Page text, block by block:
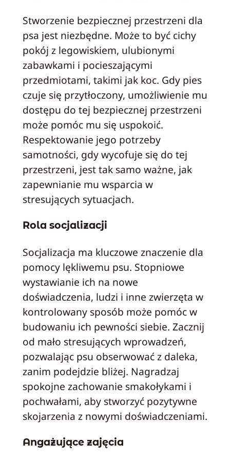
Stworzenie bezpiecznej przestrzeni dla
psa jest niezbędne. Może to być cichy
pokój z legowiskiem, ulubionymi
zabawkami i pocieszającymi
przedmiotami, takimi jak koc. Gdy pies
czuje się przytłoczony, umożliwienie mu
dostępu do tej bezpiecznej przestrzeni
może pomóc mu się uspokoić.
Respektowanie jego potrzeby
samotności, gdy wycofuje się do tej
przestrzeni, jest tak samo ważne, jak
zapewnianie mu wsparcia w
stresujących sytuacjach.
Rola socjalizacji
Socjalizacja ma kluczowe znaczenie dla
pomocy lękliwemu psu. Stopniowe
wystawianie ich na nowe
doświadczenia, ludzi i inne zwierzęta w
kontrolowany sposób może pomóc w
budowaniu ich pewności siebie. Zacznij
od mało stresujących wprowadzeń,
pozwalając psu obserwować z daleka,
zanim podejdzie bliżej. Nagradzaj
spokojne zachowanie smakołykami i
pochwałami, aby stworzyć pozytywne
skojarzenia z nowymi doświadczeniami.
Angażujące zajęcia